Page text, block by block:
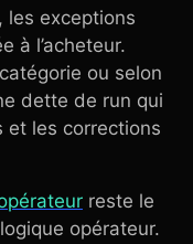
les exceptions
à l’acheteur.
ou selon
dette de run qui
et les corrections
reste le
opérateur.